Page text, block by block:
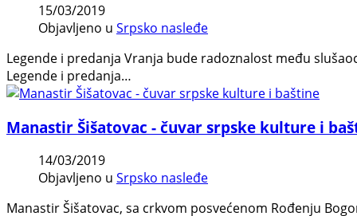
15/03/2019
Objavljeno u Srpsko nasleđe
Legende i predanja Vranja bude radoznalost među
Legende i predanja…
Manastir Šišatovac - čuvar srpske kulture i
14/03/2019
Objavljeno u Srpsko nasleđe
Manastir Šišatovac, sa crkvom posvećenom Rođenju